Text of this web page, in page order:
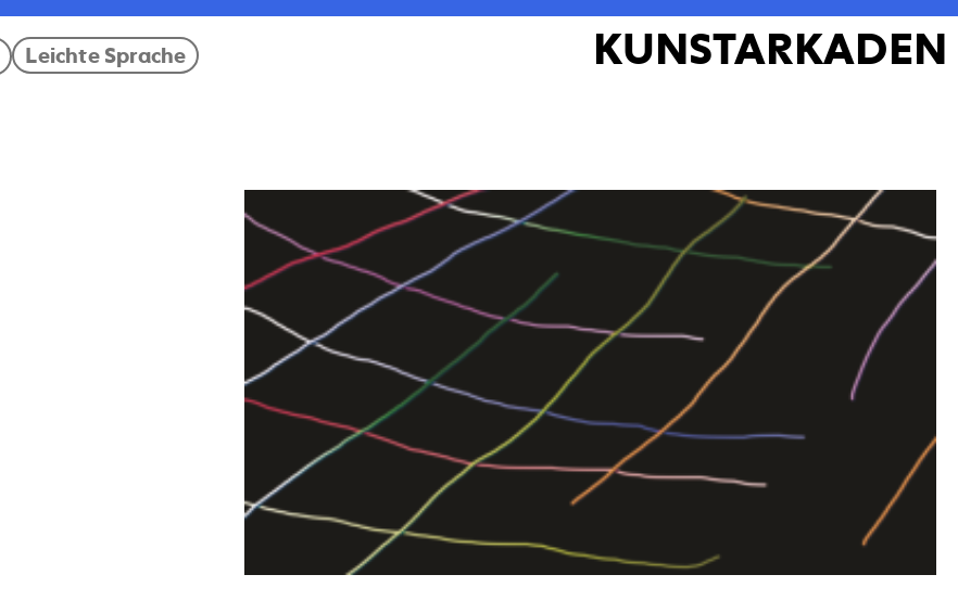
KUNSTARKADEN
Leichte Sprache